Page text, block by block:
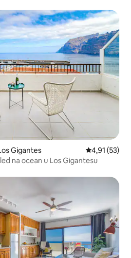
Gigantes Prosječna
4,91 (53)
na ocean u Los Gigantesu